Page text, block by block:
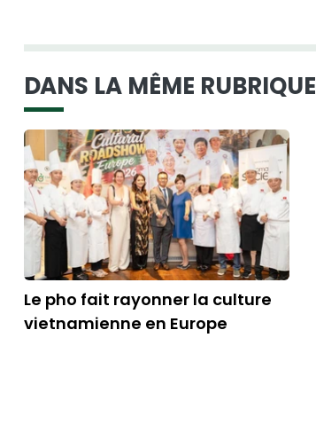
DANS LA MÊME RUBRIQUE
Le pho fait rayonner la culture
vietnamienne en Europe